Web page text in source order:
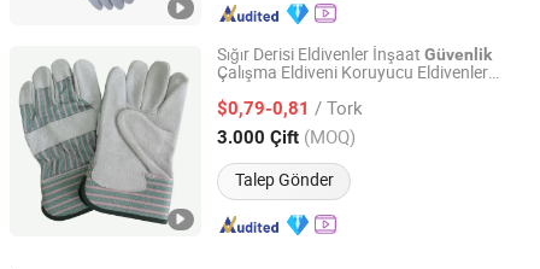
Sığır Derisi Eldivenler İnşaat Güvenlik
Çalışma Eldiveni Koruyucu Eldivenler
$0,79-0,81 / Tork
3.000 Çift (MOQ)
Talep Gönder
Hangzhou Hemai Imp & Exp Co., Ltd.
Zhejiang, China Fiyat 2015